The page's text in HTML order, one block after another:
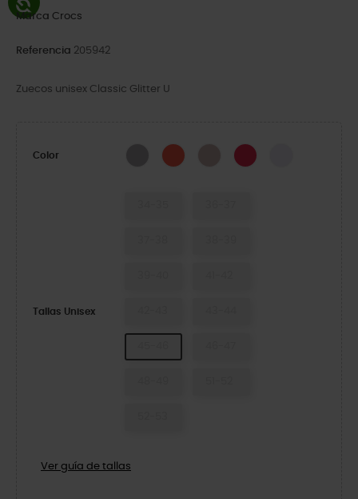
Marca Crocs
Referencia 205942
Zuecos unisex Classic Glitter U
Color Silver GlitterCherry RedQuartz GlitterDigital Raspberry GL
Tallas Unisex
Ver guía de tallas